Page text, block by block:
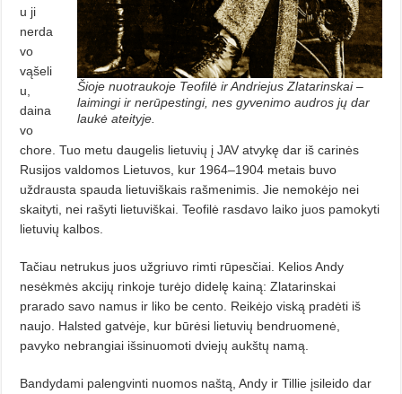
Šioje nuotraukoje Teofilė ir Andriejus Zlatarinskai –
laimingi ir nerūpestingi, nes gyvenimo audros jų dar
laukė ateityje.
u ji
nerda
vo
vąšeli
u,
daina
vo
chore. Tuo metu daugelis lietuvių į JAV atvykę dar iš carinės
Rusijos valdomos Lietuvos, kur 1964–1904 metais buvo
uždrausta spauda lietuviškais rašmenimis. Jie nemokėjo nei
skaityti, nei rašyti lietuviškai. Teofilė rasdavo laiko juos pamokyti
lietuvių kalbos.
Tačiau netrukus juos užgriuvo rimti rūpesčiai. Kelios Andy
nesėkmės akcijų rinkoje turėjo didelę kainą: Zlatarinskai
prarado savo namus ir liko be cento. Reikėjo viską pradėti iš
naujo. Halsted gatvėje, kur būrėsi lietuvių bendruomenė,
pavyko nebrangiai išsinuomoti dviejų aukštų namą.
Bandydami palengvinti nuomos naštą, Andy ir Tillie įsileido dar